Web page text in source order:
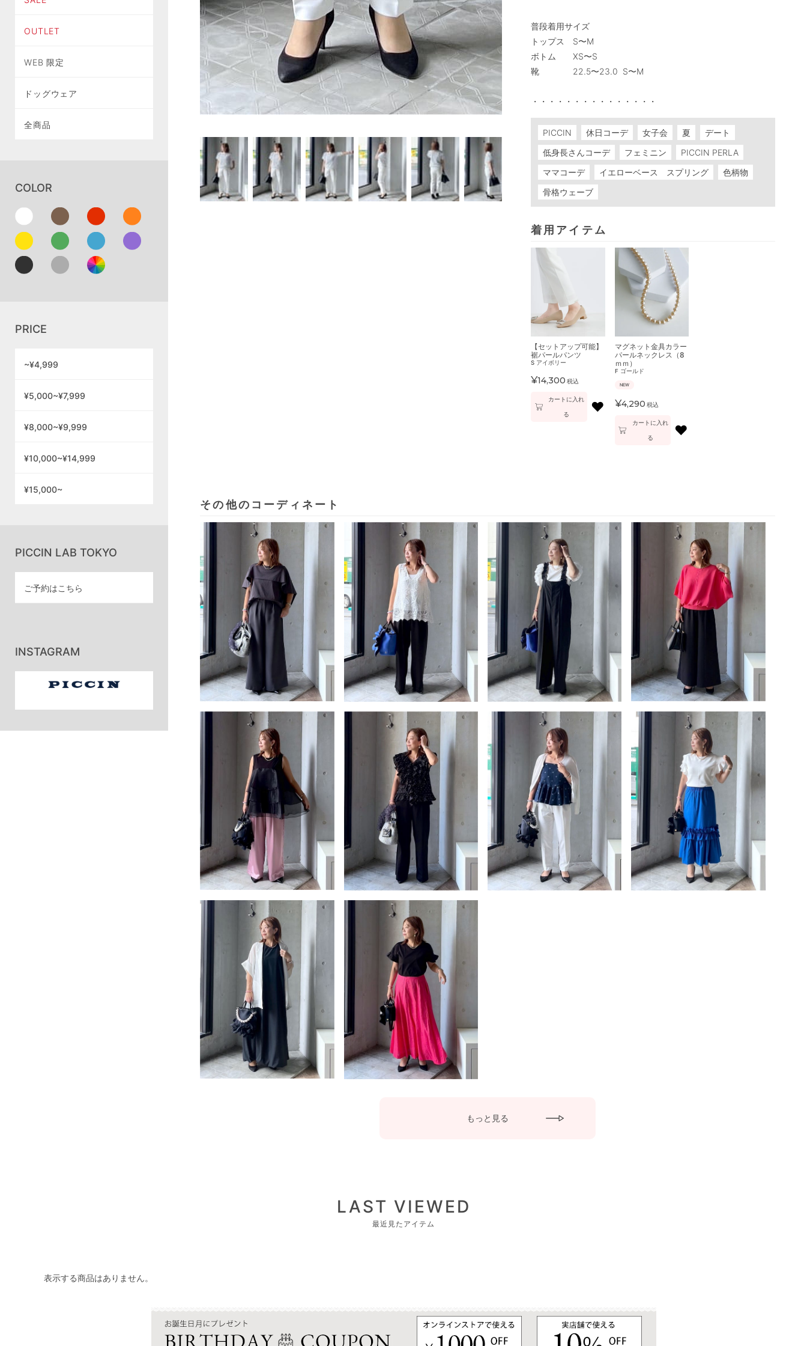
OUTLET
WEB 限定
ドッグウェア
全商品
COLOR
PRICE
~¥4,999
¥5,000~¥7,999
¥8,000~¥9,999
¥10,000~¥14,999
¥15,000~
PICCIN LAB TOKYO
ご予約はこちら
INSTAGRAM
普段着用サイズ
トップス　S〜M
ボトム　　XS〜S
靴　　　　22.5〜23.0  S〜M
PICCIN 休日コーデ 女子会 夏
デート
低身長さんコーデ
フェミニン
PICCIN PERLA
ママコーデ
イエローベース スプリング
色柄物
骨格ウェーブ
着用アイテム
【セットアップ可能】
裾パールパンツ
S アイボリー
¥14,300 税込
カートに入れ
る ♥
マグネット金具カラー
パールネックレス（8
ｍｍ）
F ゴールド
NEW
¥4,290 税込
カートに入れ
る ♥
その他のコーディネート
もっと見る
LAST VIEWED
最近見たアイテム
表示する商品はありません。